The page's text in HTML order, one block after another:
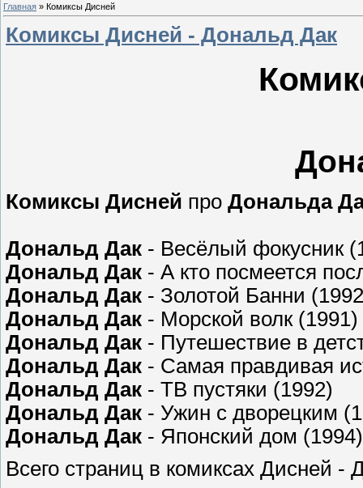
Главная » Комиксы Дисней
Комиксы Дисней - Дональд Дак
Комиксы Дисней про Дональда
Дональд Дак - Весёлый фокусник
Дональд Дак - А кто посмеется
Дональд Дак - Золотой Банни
Дональд Дак - Морской волк (1991)
Дональд Дак - Путешествие в
Дональд Дак - Самая правдивая
Дональд Дак - ТВ пустяки (1992)
Дональд Дак - Ужин с дворецким
Дональд Дак - Японский дом (1994)
Всего страниц в комиксах Дисней -